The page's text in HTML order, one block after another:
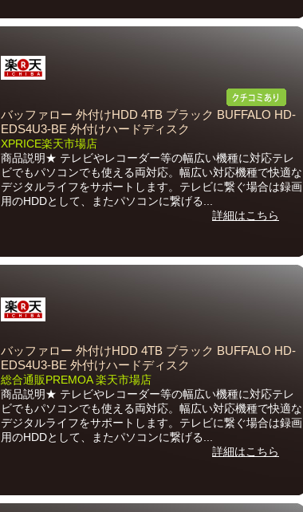
バッファロー 外付けHDD 4TB ブラック BUFFALO HD-
EDS4U3-BE 外付けハードディスク
XPRICE楽天市場店
商品説明★ テレビやレコーダー等の幅広い機種に対応テレ
ビでもパソコンでも使える両対応。幅広い対応機種で快適な
デジタルライフをサポートします。テレビに繋ぐ場合は録画
用のHDDとして、またパソコンに繋げる...
詳細はこちら
バッファロー 外付けHDD 4TB ブラック BUFFALO HD-
EDS4U3-BE 外付けハードディスク
総合通販PREMOA 楽天市場店
商品説明★ テレビやレコーダー等の幅広い機種に対応テレ
ビでもパソコンでも使える両対応。幅広い対応機種で快適な
デジタルライフをサポートします。テレビに繋ぐ場合は録画
用のHDDとして、またパソコンに繋げる...
詳細はこちら